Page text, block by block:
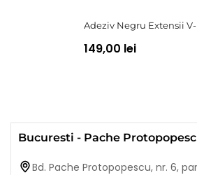
Adeziv Negru Extensii
149,00 lei
Bucuresti - Pache
Bd. Pache Protopopescu, nr. 6,